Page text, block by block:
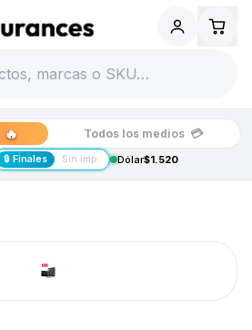
🔥 Todos los medios 💳
🔒 Finales Sin imp. Dólar$1.520